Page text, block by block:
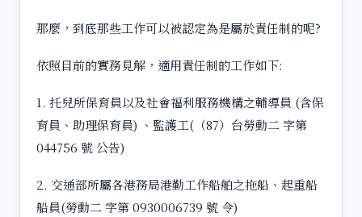
那麼，到底那些工作可以被認定為是屬於責任制的呢?
依照目前的實務見解，適用責任制的工作如下:
1. 托兒所保育員以及社會福利服務機構之輔導員 (含保
育員、助理保育員) 、監護工(（87）台勞動二 字第
044756 號 公告)
2. 交通部所屬各港務局港勤工作船舶之拖船、起重船
船員(勞動二 字第 0930006739 號 令)